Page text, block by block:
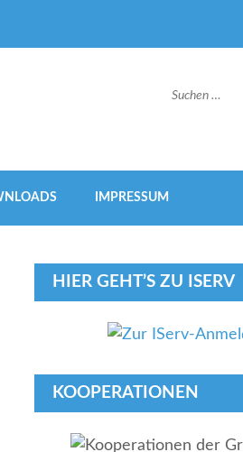
Suchen
IMPRESSUM
HIER GEHT’S ZU ISERV
KOOPERATIONEN